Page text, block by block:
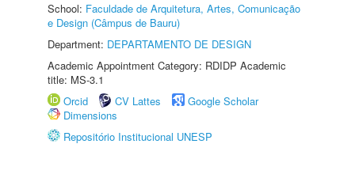
School: Faculdade de Arquitetura, Artes, Comunicação
e Design (Câmpus de Bauru)
Department: DEPARTAMENTO DE DESIGN
Academic Appointment Category: RDIDP Academic
title: MS-3.1
Orcid
CV Lattes
Google Scholar
Dimensions
Repositório Institucional UNESP